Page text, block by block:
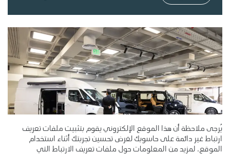
يُرجى ملاحظة أن هذا الموقع الإلكتروني يقوم بتثبيت ملفات تعريف
ارتباط غير دائمة على حاسوبك لغرض تحسين تجربتك أثناء استخدام
الموقع. لمزيد من المعلومات حول ملفات تعريف الارتباط التي